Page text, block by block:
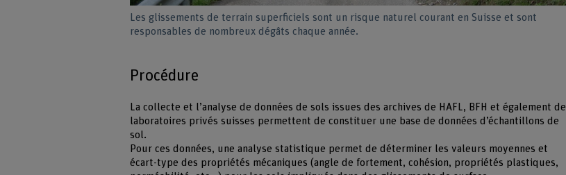
Les glissements de terrain superficiels sont un risque naturel courant en Suisse et sont
responsables de nombreux dégâts chaque année.
Procédure
La collecte et l’analyse de données de sols issues des archives de HAFL, BFH et également de
laboratoires privés suisses permettent de constituer une base de données d’échantillons de
sol.
Pour ces données, une analyse statistique permet de déterminer les valeurs moyennes et
écart-type des propriétés mécaniques (angle de fortement, cohésion, propriétés plastiques,